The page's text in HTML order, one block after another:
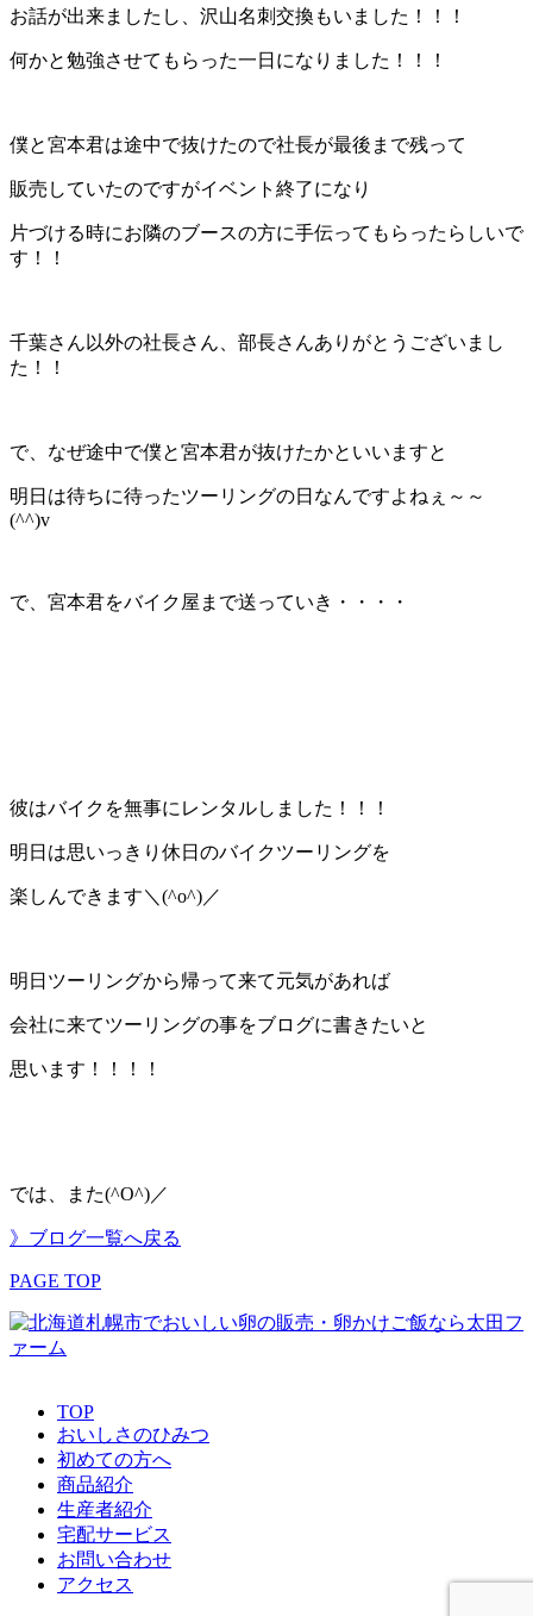
お話が出来ましたし、沢山名刺交換もいました！！！
何かと勉強させてもらった一日になりました！！！
僕と宮本君は途中で抜けたので社長が最後まで残って
販売していたのですがイベント終了になり
片づける時にお隣のブースの方に手伝ってもらったらしいで
す！！
千葉さん以外の社長さん、部長さんありがとうございまし
た！！
で、なぜ途中で僕と宮本君が抜けたかといいますと
明日は待ちに待ったツーリングの日なんですよねぇ～～
(^^)v
で、宮本君をバイク屋まで送っていき・・・・
彼はバイクを無事にレンタルしました！！！
明日は思いっきり休日のバイクツーリングを
楽しんできます＼(^o^)／
明日ツーリングから帰って来て元気があれば
会社に来てツーリングの事をブログに書きたいと
思います！！！！
では、また(^O^)／
》ブログ一覧へ戻る
PAGE TOP
TOP
おいしさのひみつ
初めての方へ
商品紹介
生産者紹介
宅配サービス
お問い合わせ
アクセス